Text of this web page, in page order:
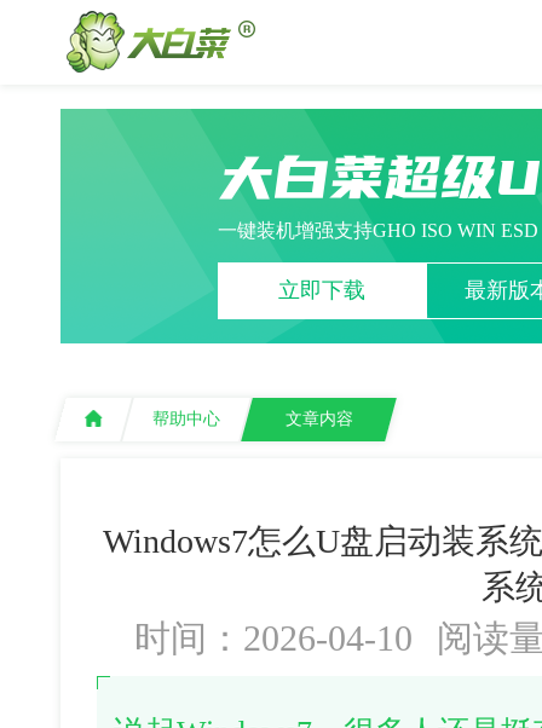
大白菜超级
一键装机增强支持GHO ISO WIN
立即下载 最新版
帮助中心 文章内容
Windows7怎么U盘启动装系
系
时间：2026-04-10 阅读